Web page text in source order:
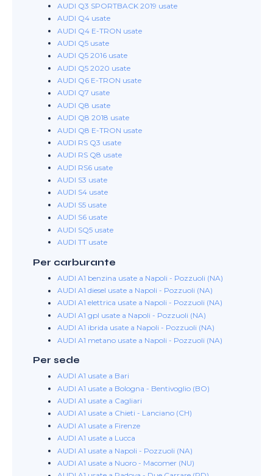
AUDI Q3 SPORTBACK 2019 usate
AUDI Q4 usate
AUDI Q4 E-TRON usate
AUDI Q5 usate
AUDI Q5 2016 usate
AUDI Q5 2020 usate
AUDI Q6 E-TRON usate
AUDI Q7 usate
AUDI Q8 usate
AUDI Q8 2018 usate
AUDI Q8 E-TRON usate
AUDI RS Q3 usate
AUDI RS Q8 usate
AUDI RS6 usate
AUDI S3 usate
AUDI S4 usate
AUDI S5 usate
AUDI S6 usate
AUDI SQ5 usate
AUDI TT usate
Per carburante
AUDI A1 benzina usate a Napoli - Pozzuoli (NA)
AUDI A1 diesel usate a Napoli - Pozzuoli (NA)
AUDI A1 elettrica usate a Napoli - Pozzuoli (NA)
AUDI A1 gpl usate a Napoli - Pozzuoli (NA)
AUDI A1 ibrida usate a Napoli - Pozzuoli (NA)
AUDI A1 metano usate a Napoli - Pozzuoli (NA)
Per sede
AUDI A1 usate a Bari
AUDI A1 usate a Bologna - Bentivoglio (BO)
AUDI A1 usate a Cagliari
AUDI A1 usate a Chieti - Lanciano (CH)
AUDI A1 usate a Firenze
AUDI A1 usate a Lucca
AUDI A1 usate a Napoli - Pozzuoli (NA)
AUDI A1 usate a Nuoro - Macomer (NU)